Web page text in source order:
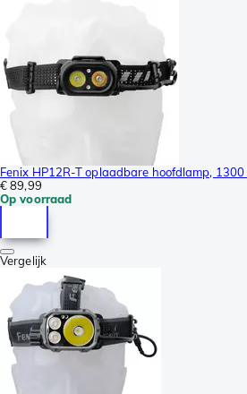
Fenix HP12R-T oplaadbare hoofdlamp,
€ 89,99
Op voorraad
Vergelijk